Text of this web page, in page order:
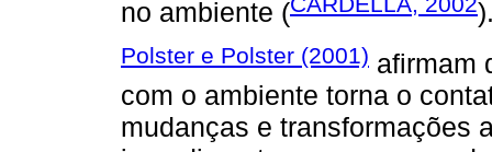
no ambiente (
Polster e Polster (2001) afirmam
com o ambiente torna o
mudanças e transformações